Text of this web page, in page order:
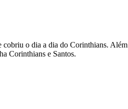
o dia a dia do Corinthians.
Corinthians e Santos.